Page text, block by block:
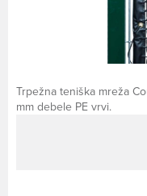
Trpežna teniška mreža
mm debele PE vrvi.